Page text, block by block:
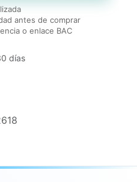
antes de comprar
o enlace BAC
días